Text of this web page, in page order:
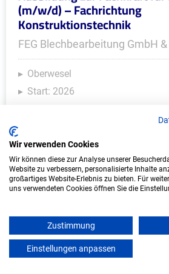
(m/w/d) – Fachrichtung
Konstruktionstechnik
FEG Blechbearbeitung GmbH &
Oberwesel
Start: 2026
Ausbildung zum
(m/w/d) Fachrichtung
Wir verwenden Cookies
Wir können diese zur Analyse unserer
Website zu verbessern, personalisierte Inhalte
großartiges Website-Erlebnis zu bieten. Für
uns verwendeten Cookies öffnen Sie die
Zustimmung
Einstellungen anpassen